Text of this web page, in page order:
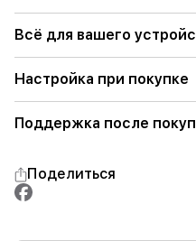
Всё для вашего
Настройка при покупке
Поддержка после
Поделиться